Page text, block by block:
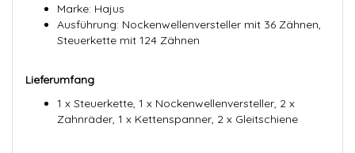
Marke: Hajus
Ausführung: Nockenwellenversteller mit 36 Zähnen,
Steuerkette mit 124 Zähnen
Lieferumfang
1 x Steuerkette, 1 x Nockenwellenversteller, 2 x
Zahnräder, 1 x Kettenspanner, 2 x Gleitschiene